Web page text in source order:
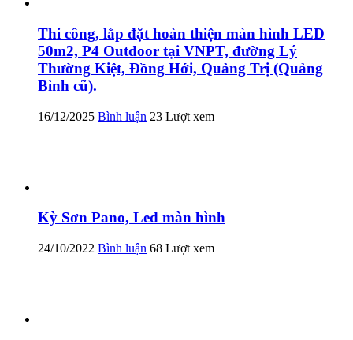
Thi công, lắp đặt hoàn thiện màn hình LED
50m2, P4 Outdoor tại VNPT, đường Lý
Thường Kiệt, Đồng Hới, Quảng Trị (Quảng
Bình cũ).
16/12/2025 Bình luận 23 Lượt xem
Kỳ Sơn Pano, Led màn hình
24/10/2022 Bình luận 68 Lượt xem